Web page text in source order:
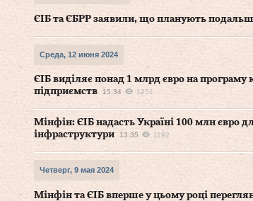
ЄІБ та ЄБРР заявили, що планують
Среда, 12 июня 2024
ЄІБ виділяє понад 1 млрд євро на програму
підприємств
15:34 1251
Мінфін: ЄІБ надасть Україні 100 млн євро
інфраструктури
13:35 1192
Четверг, 9 мая 2024
Мінфін та ЄІБ вперше у цьому році